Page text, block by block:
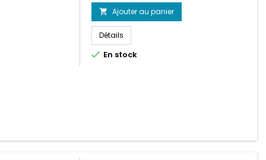
de
base
 Ajouter au panier
Détails
 En stock